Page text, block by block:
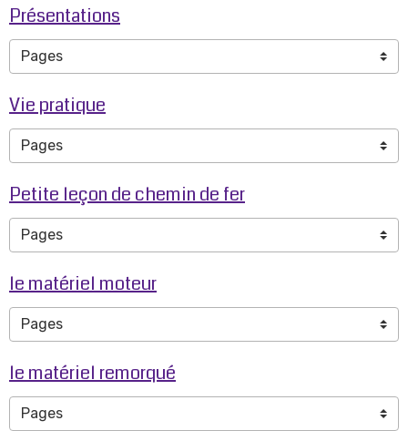
Présentations
Vie pratique
Petite leçon de chemin de fer
le matériel moteur
le matériel remorqué